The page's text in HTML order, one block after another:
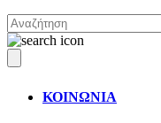
ΚΟΙΝΩΝΙΑ